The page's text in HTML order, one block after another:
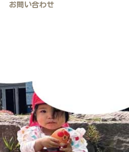
お問い合わせ